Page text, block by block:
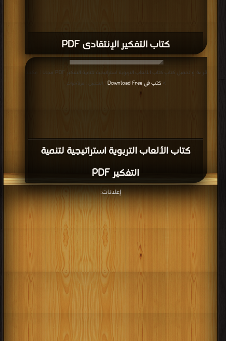
كتاب التفكير الإنتقادى PDF
كتاب الألعاب التربوية استراتيجية لتنمية
التفكير PDF
قراءة و تحميل كتاب كتاب الألعاب التربوية استراتيجية لتنمية التفكير PDF مجانا | مكتبة
> كتب في Download Free | التحميل : مرة/مرات
إعلانات: